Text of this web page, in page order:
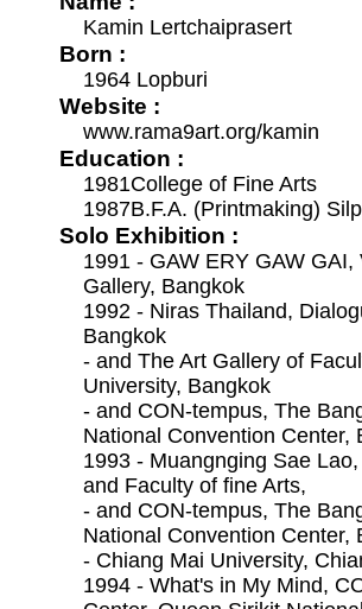
Kamin Lertchaiprasert
Born :
1964 Lopburi
Website :
www.rama9art.org/kamin
Education :
1981College of Fine Arts
1987B.F.A. (Printmaking)
Solo Exhibition :
1991 - GAW ERY GAW
Gallery, Bangkok
1992 - Niras Thailand,
Bangkok
- and The Art Gallery of
University, Bangkok
- and CON-tempus, The
National Convention Center,
1993 - Muangnging Sae
and Faculty of fine Arts,
- and CON-tempus, The
National Convention Center,
- Chiang Mai University,
1994 - What's in My Mind,